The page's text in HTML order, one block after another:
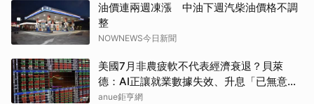
油價連兩週凍漲 中油下週汽柴油價格不調
整
NOWNEWS今日新聞
美國7月非農疲軟不代表經濟衰退？貝萊
德：AI正讓就業數據失效、升息「已無意
義」
anue鉅亨網